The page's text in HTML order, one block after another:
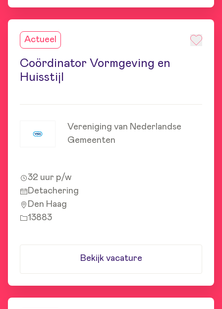
Actueel
Coördinator Vormgeving en
Huisstijl
Vereniging van Nederlandse
Gemeenten
32 uur p/w
13883
Detachering
Den Haag
Bekijk vacature